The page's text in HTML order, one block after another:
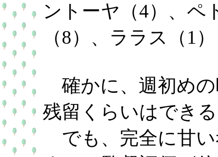
ントーヤ（4）、ペ
（8）、ララス（1）
確かに、週初め
残留くらいはでき
でも、完全に甘